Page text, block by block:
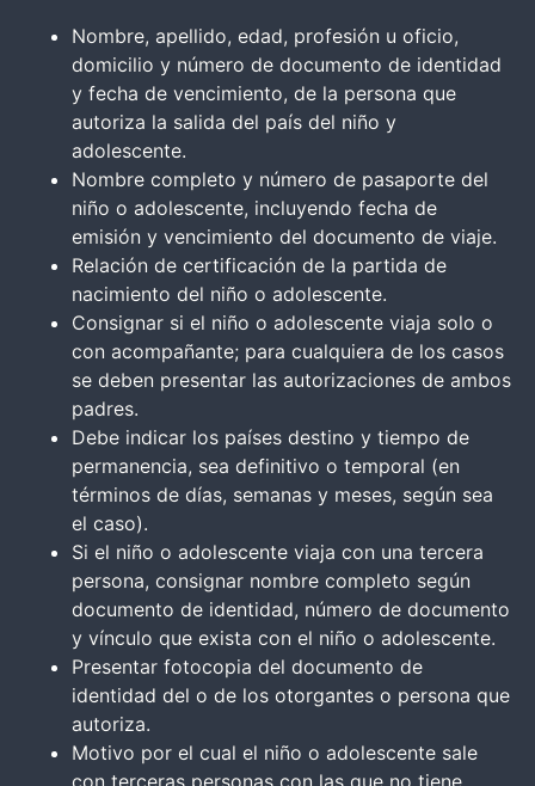
Nombre, apellido, edad, profesión u oficio,
domicilio y número de documento de identidad
y fecha de vencimiento, de la persona que
autoriza la salida del país del niño y
adolescente.
Nombre completo y número de pasaporte del
niño o adolescente, incluyendo fecha de
emisión y vencimiento del documento de viaje.
Relación de certificación de la partida de
nacimiento del niño o adolescente.
Consignar si el niño o adolescente viaja solo o
con acompañante; para cualquiera de los casos
se deben presentar las autorizaciones de ambos
padres.
Debe indicar los países destino y tiempo de
permanencia, sea definitivo o temporal (en
términos de días, semanas y meses, según sea
el caso).
Si el niño o adolescente viaja con una tercera
persona, consignar nombre completo según
documento de identidad, número de documento
y vínculo que exista con el niño o adolescente.
Presentar fotocopia del documento de
identidad del o de los otorgantes o persona que
autoriza.
Motivo por el cual el niño o adolescente sale
con terceras personas con las que no tiene